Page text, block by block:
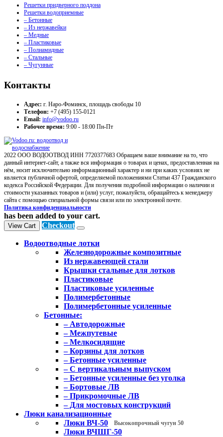
Решетки придверного поддона
Решетки водоприемные
– Бетонные
– Из нержавейки
– Медные
– Пластиковые
– Полиамидные
– Стальные
– Чугунные
Контакты
Адрес: г. Наро-Фоминск, площадь свободы 10
Телефон: +7 (495) 155-0121
Email: info@vodoo.ru
Рабочее время: 9:00 - 18:00 Пн-Пт
2022 ООО ВОДООТВОД ИНН 7720377683 Обращаем ваше внимание на то, что
данный интернет-сайт, а также вся информация о товарах и ценах, предоставленная на
нём, носит исключительно информационный характер и ни при каких условиях не
является публичной офертой, определяемой положениями Статьи 437 Гражданского
кодекса Российской Федерации. Для получения подробной информации о наличии и
стоимости указанных товаров и (или) услуг, пожалуйста, обращайтесь к менеджеру
сайта с помощью специальной формы связи или по электронной почте.
Политика конфиденциальности
has been added to your cart.
View Cart Checkout
Водоотводные лотки
Железнодорожные композитные
Из нержавеющей стали
Крышки стальные для лотков
Пластиковые
Пластиковые усиленные
Полимербетонные
Полимербетонные усиленные
Бетонные:
– Автодорожные
– Межпутевые
– Мелкосидящие
– Корзины для лотков
– Бетонные усиленные
– С вертикальным выпуском
– Бетонные усиленные без уголка
– Бортовые ЛВ
– Прикромочные ЛВ
– Для мостовых конструкций
Люки канализационные
Люки ВЧ-50
Высокопрочный чугун 50
Люки ВЧШГ-50